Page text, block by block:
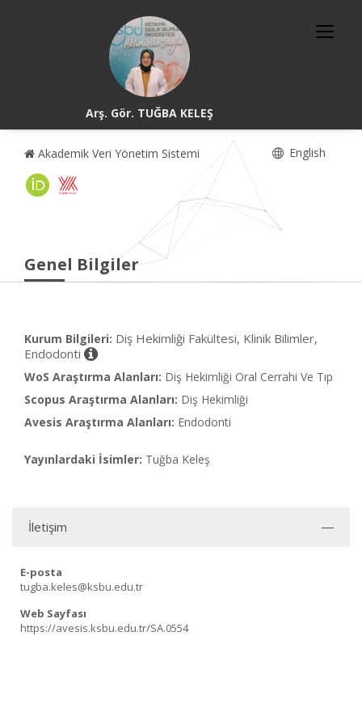
Arş. Gör. TUĞBA KELEŞ
Akademik Veri Yönetim Sistemi English
Genel Bilgiler
Kurum Bilgileri: Diş Hekimliği Fakültesi, Klinik Bilimler,
Endodonti
WoS Araştırma Alanları: Diş Hekimliği Oral Cerrahi Ve Tıp
Scopus Araştırma Alanları: Diş Hekimliği
Avesis Araştırma Alanları: Endodonti
Yayınlardaki İsimler: Tuğba Keleş
İletişim
E-posta
tugba.keles@ksbu.edu.tr
Web Sayfası
https://avesis.ksbu.edu.tr/SA.0554